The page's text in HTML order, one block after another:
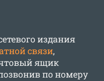
издания
связи,
ящик
по номеру